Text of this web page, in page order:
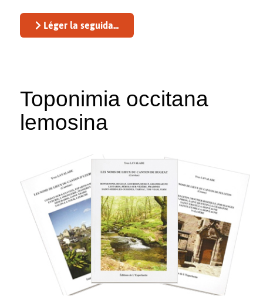
Léger la seguida...
Toponimia occitana
lemosina